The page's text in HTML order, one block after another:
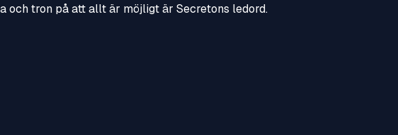
och tron på att allt är möjligt är Secretons ledord.